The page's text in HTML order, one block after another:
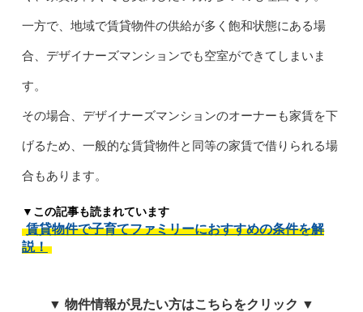
一方で、地域で賃貸物件の供給が多く飽和状態にある場
合、デザイナーズマンションでも空室ができてしまいま
す。
その場合、デザイナーズマンションのオーナーも家賃を下
げるため、一般的な賃貸物件と同等の家賃で借りられる場
合もあります。
▼この記事も読まれています
賃貸物件で子育てファミリーにおすすめの条件を解
説！
▼ 物件情報が見たい方はこちらをクリック ▼